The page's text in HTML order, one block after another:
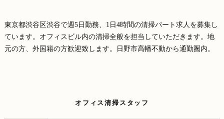
東京都渋谷区渋谷で週5日勤務、1日4時間の清掃パート求人を募集し
ています。オフィスビル内の清掃全般を担当していただきます。地
元の方、外国籍の方歓迎致します。日野市高幡不動から通勤圏内。
オフィス清掃スタッフ